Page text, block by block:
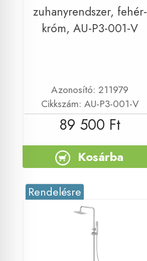
zuhanyrendszer, fehér-
króm, AU-P3-001-V
Azonosító: 211979
Cikkszám: AU-P3-001-V
89 500 Ft
Kosárba
Rendelésre